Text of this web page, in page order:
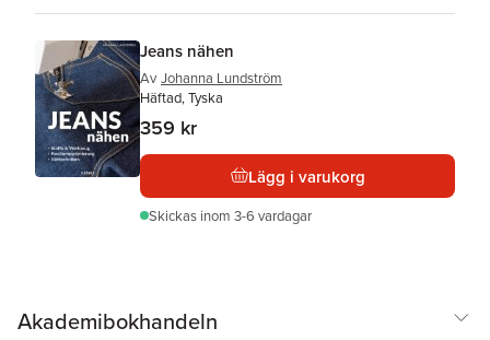
Jeans nähen
Av Johanna Lundström
Häftad, Tyska
359 kr
Lägg i varukorg
Skickas inom 3-6 vardagar
Akademibokhandeln